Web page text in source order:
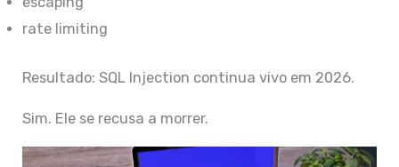
rate limiting
Resultado: SQL Injection continua vivo em 2026.
Sim. Ele se recusa a morrer.